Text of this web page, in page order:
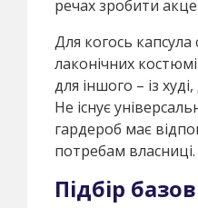
речах зробити
Для когось капсула
лаконічних
для іншого – із
Не існує
гардероб має
потребам власниці.
Підбір